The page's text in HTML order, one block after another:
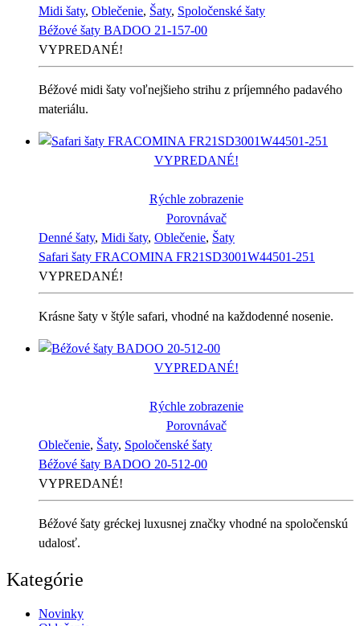
Midi šaty, Oblečenie, Šaty, Spoločenské šaty
Béžové šaty BADOO 21-157-00
VYPREDANÉ!
Béžové midi šaty voľnejšieho strihu z príjemného padavého
materiálu.
VYPREDANÉ!
Rýchle zobrazenie
Porovnávač
Denné šaty, Midi šaty, Oblečenie, Šaty
Safari šaty FRACOMINA FR21SD3001W44501-251
VYPREDANÉ!
Krásne šaty v štýle safari, vhodné na každodenné nosenie.
VYPREDANÉ!
Rýchle zobrazenie
Porovnávač
Oblečenie, Šaty, Spoločenské šaty
Béžové šaty BADOO 20-512-00
VYPREDANÉ!
Béžové šaty gréckej luxusnej značky vhodné na spoločenskú
udalosť.
Kategórie
Novinky